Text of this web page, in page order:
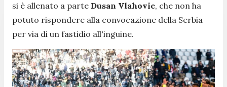
si è allenato a parte Dusan Vlahovic, che non ha
potuto rispondere alla convocazione della Serbia
per via di un fastidio all'inguine.